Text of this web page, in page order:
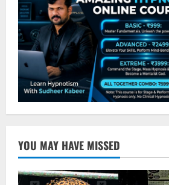
YOU MAY HAVE MISSED